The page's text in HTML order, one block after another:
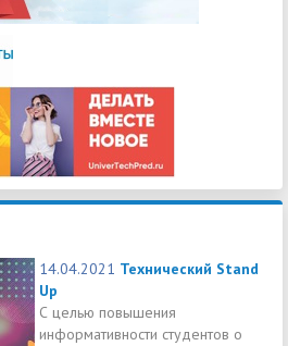
14.04.2021 Технический Stand
Up
С целью повышения
информативности студентов о